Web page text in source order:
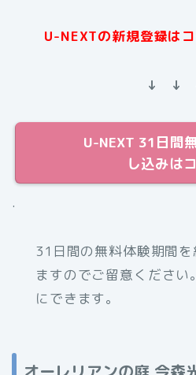
U-NEXTの新規登録は
↓ ↓
U-NEXT 31日間
し込みは
.
31日間の無料体験期間
ますのでご留意くださ
にできます。